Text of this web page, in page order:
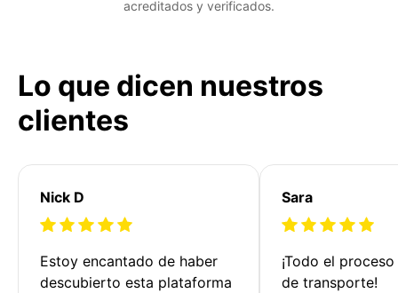
acreditados y verificados.
Lo que dicen nuestros
clientes
Nick D
Estoy encantado de haber
descubierto esta plataforma
Sara
¡Todo el
de transporte!